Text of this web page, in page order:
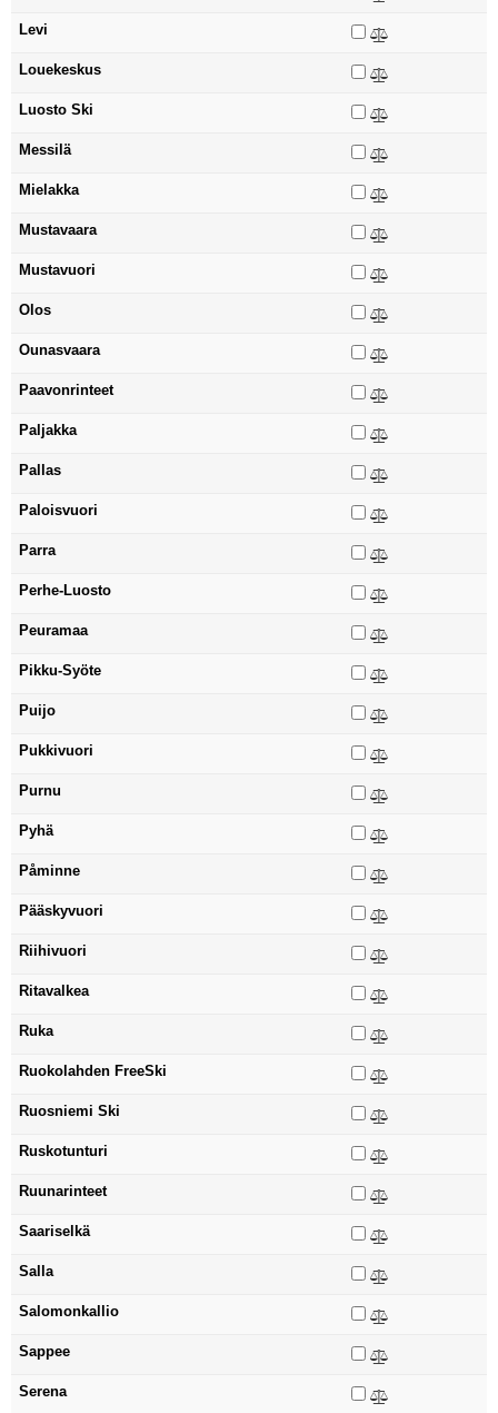
Levi
Louekeskus
Luosto Ski
Messilä
Mielakka
Mustavaara
Mustavuori
Olos
Ounasvaara
Paavonrinteet
Paljakka
Pallas
Paloisvuori
Parra
Perhe-Luosto
Peuramaa
Pikku-Syöte
Puijo
Pukkivuori
Purnu
Pyhä
Påminne
Pääskyvuori
Riihivuori
Ritavalkea
Ruka
Ruokolahden FreeSki
Ruosniemi Ski
Ruskotunturi
Ruunarinteet
Saariselkä
Salla
Salomonkallio
Sappee
Serena